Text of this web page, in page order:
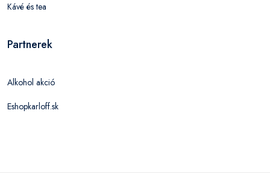
Kávé és tea
Partnerek
Alkohol akció
Eshopkarloff.sk